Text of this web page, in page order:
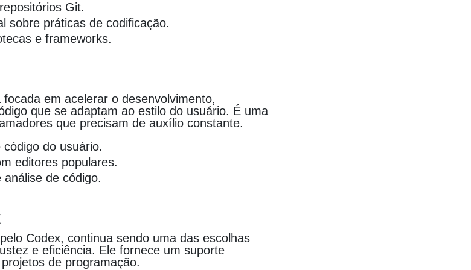
Git.
sobre práticas de codificação.
e frameworks.
em acelerar o desenvolvimento,
que se adaptam ao estilo do usuário. É uma
que precisam de auxílio constante.
do usuário.
editores populares.
de código.
Codex, continua sendo uma das escolhas
e eficiência. Ele fornece um suporte
de programação.